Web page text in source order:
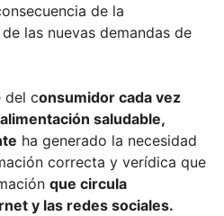
de la
las nuevas demandas de
del consumidor cada vez
saludable,
ha generado la necesidad
correcta y verídica que
que circula
y las redes sociales.